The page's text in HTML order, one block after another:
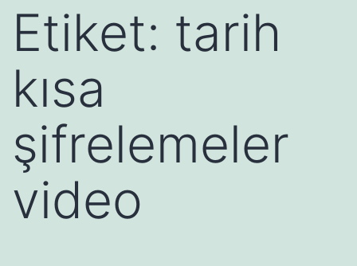
Etiket: tarih
kısa
şifrelemeler
video